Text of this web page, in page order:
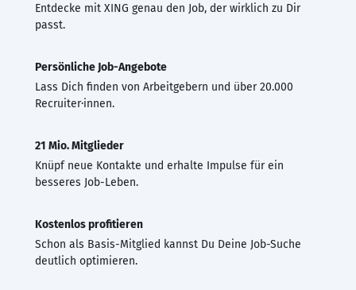
Entdecke mit XING genau den Job, der wirklich zu Dir
passt.
Persönliche Job-Angebote
Lass Dich finden von Arbeitgebern und über 20.000
Recruiter·innen.
21 Mio. Mitglieder
Knüpf neue Kontakte und erhalte Impulse für ein
besseres Job-Leben.
Kostenlos profitieren
Schon als Basis-Mitglied kannst Du Deine Job-Suche
deutlich optimieren.